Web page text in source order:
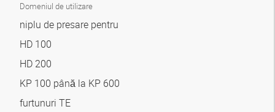
Domeniul de utilizare
niplu de presare pentru
HD 100
HD 200
KP 100 până la KP 600
furtunuri TE